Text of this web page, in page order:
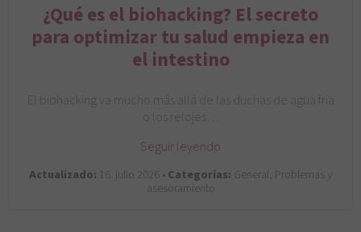
¿Qué es el biohacking? El secreto
para optimizar tu salud empieza en
el intestino
El biohacking va mucho más allá de las duchas de agua fría
o los relojes…
Seguir leyendo
Actualizado: 16. julio 2026 •Categorías: General, Problemas y
asesoramiento